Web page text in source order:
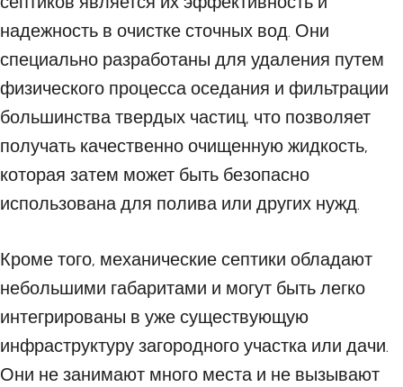
надежность в очистке сточных вод. Они
специально разработаны для удаления путем
физического процесса оседания и фильтрации
большинства твердых частиц, что позволяет
получать качественно очищенную жидкость,
которая затем может быть безопасно
использована для полива или других нужд.
Кроме того, механические септики обладают
небольшими габаритами и могут быть легко
интегрированы в уже существующую
инфраструктуру загородного участка или дачи.
Они не занимают много места и не вызывают